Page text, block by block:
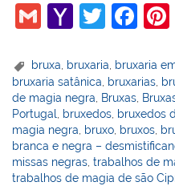
G
ai
l
Y
h
o
o
M
ai
T
itt
er
F
c
e
b
o
o
bruxa bruxaria bruxaria
bruxaria satânica
bruxarias
de magia negra
Bruxas
Portugal
bruxedos bruxedos
magia negra
bruxo bruxos
branca e negra –
missas negras ,trabalhos de
trabalhos de magia de são